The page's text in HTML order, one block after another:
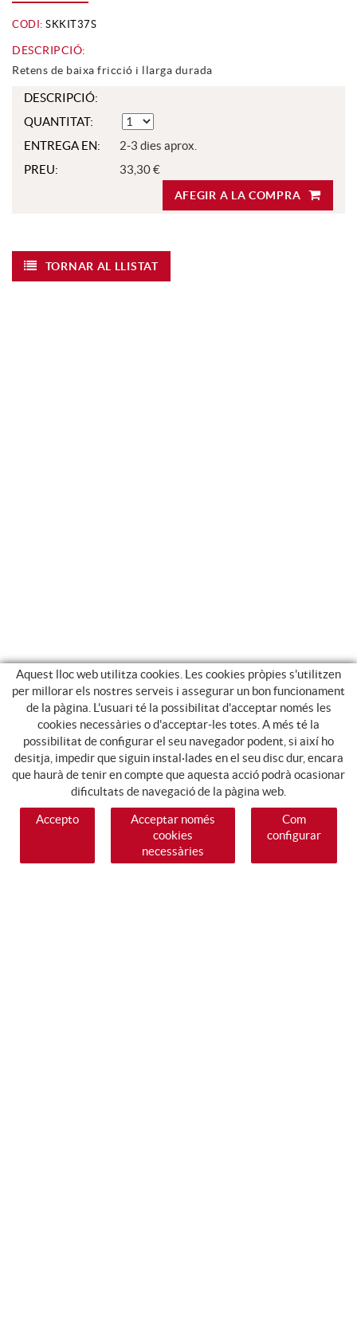
CODI: SKKIT37S
DESCRIPCIÓ:
Retens de baixa fricció i llarga durada
DESCRIPCIÓ:
QUANTITAT:
ENTREGA EN:
2-3 dies aprox.
PREU:
33,30 €
AFEGIR A LA COMPRA
TORNAR AL LLISTAT
Aquest lloc web utilitza cookies. Les cookies pròpies s'utilitzen
per millorar els nostres serveis i assegurar un bon funcionament
de la pàgina. L'usuari té la possibilitat d'acceptar només les
cookies necessàries o d'acceptar-les totes. A més té la
possibilitat de configurar el seu navegador podent, si així ho
desitja, impedir que siguin instal·lades en el seu disc dur, encara
que haurà de tenir en compte que aquesta acció podrà ocasionar
dificultats de navegació de la pàgina web.
Accepto
Acceptar només
cookies
necessàries
Com
configurar